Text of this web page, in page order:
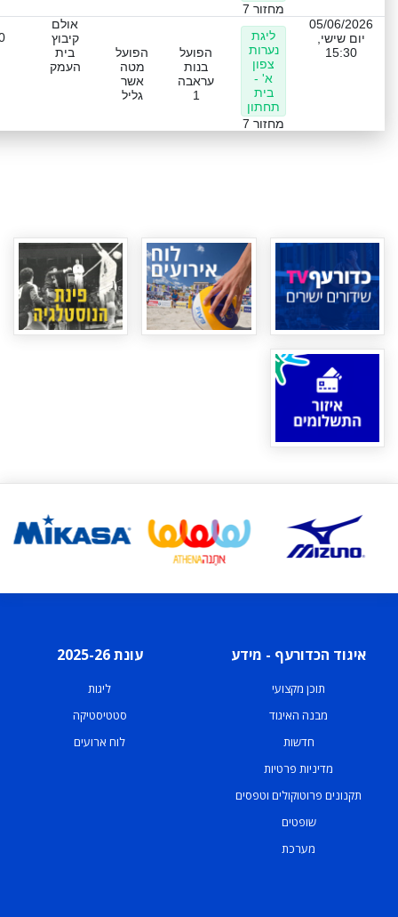
מחזור 7
05/06/2026
יום שישי,
15:30
ליגת
נערות
צפון
א' -
בית
תחתון
מחזור 7
הפועל
בנות
עראבה
1
הפועל
מטה
אשר
גליל
אולם
קיבוץ
בית
העמק
איגוד הכדורעף - מידע
תוכן מקצועי
מבנה האיגוד
חדשות
מדיניות פרטיות
תקנונים פרוטוקולים וטפסים
שופטים
מערכת
עונת 2025-26
ליגות
סטטיסטיקה
לוח ארועים